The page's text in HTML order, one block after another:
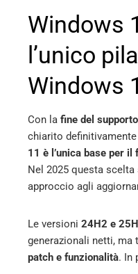
Windows
l’unico
Windows
Con la fine del
chiarito
11 è l’unica base per
Nel 2025 questa
approccio agli
Le versioni 24H2 e
generazionali netti, ma
patch e funzionalità. In